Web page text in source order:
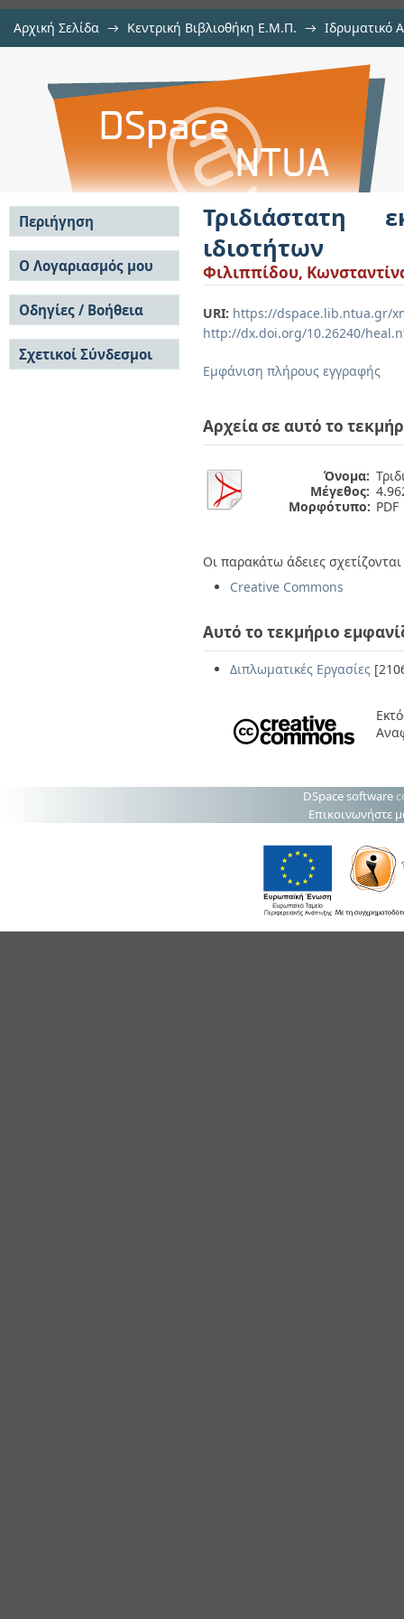
Αρχική Σελίδα → Κεντρική Βιβλιοθήκη Ε.Μ.Π. → Ιδρυματικό
Τριδιάστατη εκτύπωση υλικών
Τριδιάστατη
ιδιοτήτων
Φιλιππίδου,
URI: https://dspace.lib.ntua.gr/
http://dx.doi.org/10.26240/
Εμφάνιση πλήρους εγγραφής
Αρχεία σε αυτό το
Όνομα:
Μέγεθος:
Μορφότυπο: PDF
Οι παρακάτω άδειες
Creative Commons
Αυτό το τεκμήριο
Διπλωματικές Εργασίες
Περιήγηση
Σε όλο το DSpace
Κοινότητες & Συλλογές
Ανά Ημερομηνία
Έκδοσης
Συγγραφείς
Τίτλοι
Θέματα
Ο Λογαριασμός μου
Σύνδεση
Εγγραφή
Οδηγίες / Βοήθεια
Οδηγίες Υποβολής
Οδηγίες Χρήσης ΙΑ
Συχνές Ερωτήσεις
Σχετικοί Σύνδεσμοι
DSpace software
Επικοινωνήστε